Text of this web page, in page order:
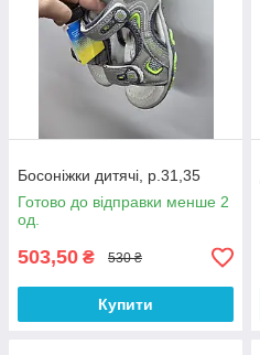
Босоніжки дитячі, р.31,35
Готово до відправки менше 2
од.
503,50 ₴ 530 ₴
Купити